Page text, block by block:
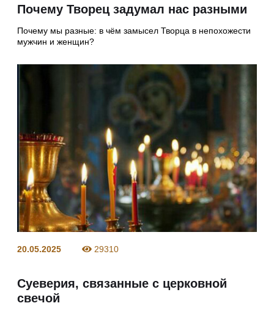
Почему Творец задумал нас разными
Почему мы разные: в чём замысел Творца в непохожести
мужчин и женщин?
20.05.2025 29310
Суеверия, связанные с церковной
свечой